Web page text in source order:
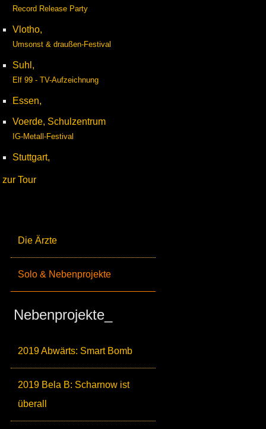
Die Ärzte
Solo & Nebenprojekte
Nebenprojekte_
2019 Abwärts: Smart Bomb
2019 Bela B: Scharnow ist
überall
Record Release Party
Vlotho,
Umsonst & draußen-Festival
Suhl,
Elf 99 - TV-Aufzeichnung
Essen,
Voerde, Schulzentrum
IG-Metall-Festival
Stuttgart,
zur Tour